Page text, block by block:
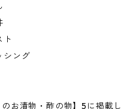
ト
シング
お漬物・酢の物】5に掲載し